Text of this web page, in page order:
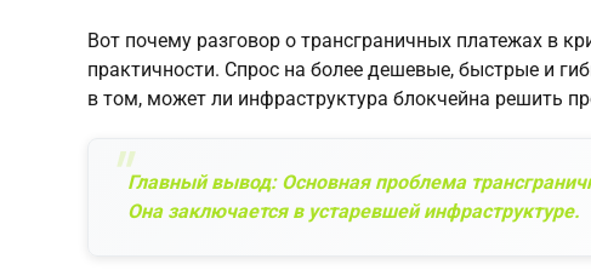
Вот почему разговор о трансграничных платежах в
практичности. Спрос на более дешевые, быстрые и
в том, может ли инфраструктура блокчейна решить
Главный вывод: Основная проблема
Она заключается в устаревшей инфраструктуре.